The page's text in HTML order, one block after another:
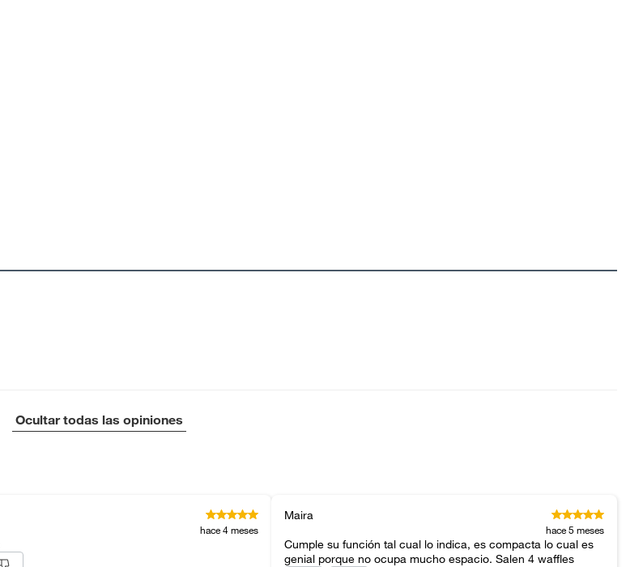
Ocultar todas las opiniones
hace 4 meses
Maira
hace 5 meses
Cumple su función tal cual lo indica, es compacta lo cual es
genial porque no ocupa mucho espacio. Salen 4 waffles